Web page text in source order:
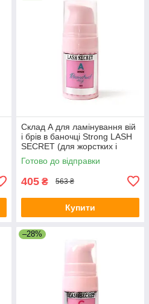
Склад А для ламінування вій
і брів в баночці Strong LASH
SECRET (для жорстких і
щільних вій) 5 мл
Готово до відправки
405 ₴ 563 ₴
Купити
–28%